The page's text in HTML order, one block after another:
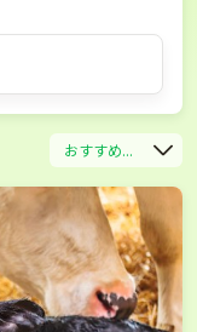
おすすめ...